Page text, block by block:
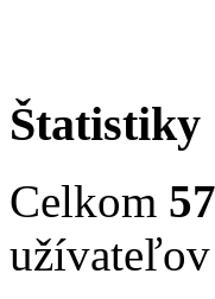
Štatistiky
Celkom
užívateľov